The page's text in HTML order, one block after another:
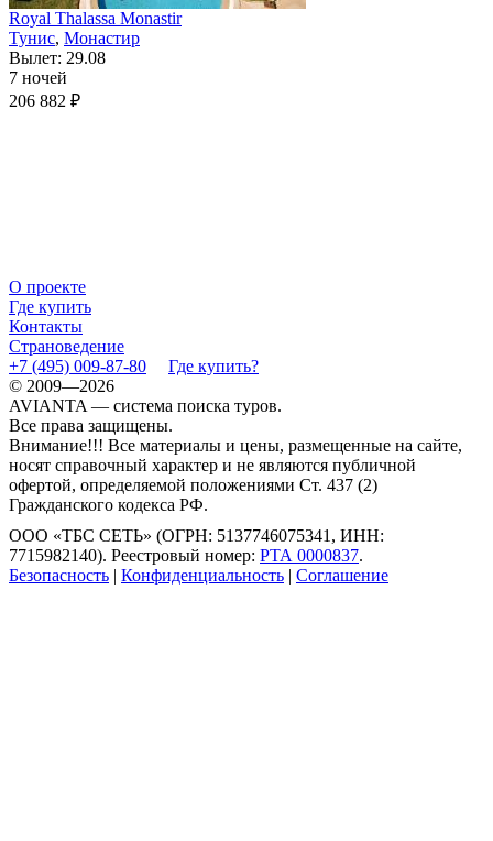
Royal Thalassa Monastir
Тунис, Монастир
Вылет: 29.08
7 ночей
206 882 ₽
О проекте
Где купить
Контакты
Страноведение
+7 (495) 009-87-80
Где купить?
© 2009—2026
AVIANTA — система поиска туров.
Все права защищены.
Внимание!!! Все материалы и цены, размещенные на сайте,
носят справочный характер и не являются публичной
офертой, определяемой положениями Ст. 437 (2)
Гражданского кодекса РФ.
ООО «ТБС СЕТЬ» (ОГРН: 5137746075341, ИНН:
7715982140). Реестровый номер: РТА 0000837.
Безопасность | Конфиденциальность | Соглашение